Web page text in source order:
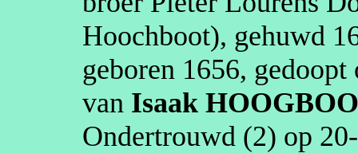
Hoochboot), gehuwd
geboren 1656,
van Isaak
Ondertrouwd (2) op